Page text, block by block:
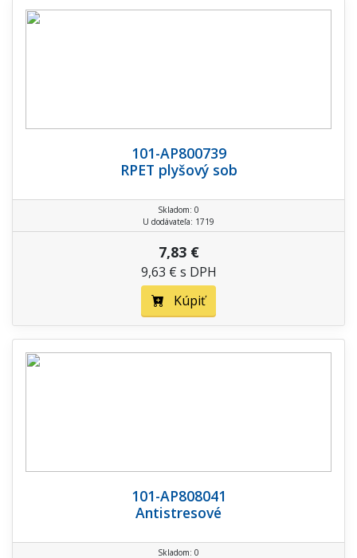
101-AP800739
RPET plyšový sob
Skladom: 0
U dodávateľa: 1719
7,83 €
9,63 € s DPH
Kúpiť
101-AP808041
Antistresové
Skladom: 0